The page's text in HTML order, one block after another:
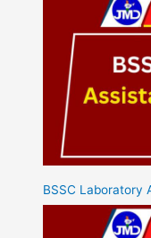
BSSC Laboratory